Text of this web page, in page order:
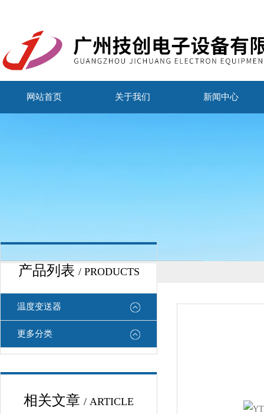
网站首页 关于我们 新闻中心
产品列表 / PRODUCTS
温度变送器
更多分类
相关文章 / ARTICLE